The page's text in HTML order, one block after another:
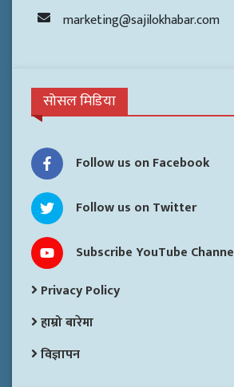
marketing@sajilokhabar.com
सोसल मिडिया
Follow us on Facebook
Follow us on Twitter
Subscribe YouTube
Privacy Policy
हाम्रो बारेमा
विज्ञापन